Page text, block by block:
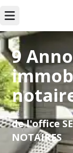
9
de l'office
NOTAIRES